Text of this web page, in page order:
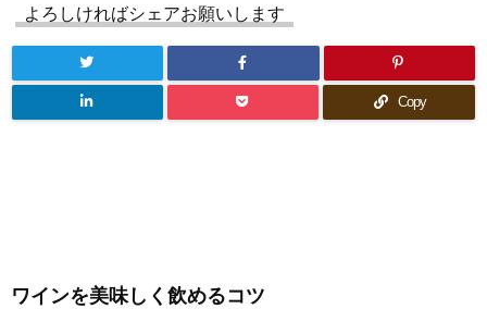
よろしければシェアお願いします
Copy
ワインを美味しく飲めるコツ